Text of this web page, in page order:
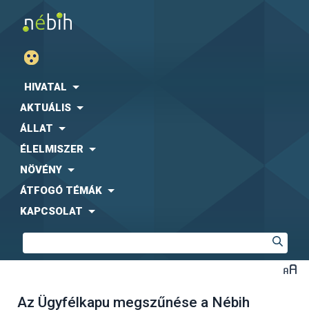
HIVATAL
AKTUÁLIS
ÁLLAT
ÉLELMISZER
NÖVÉNY
ÁTFOGÓ TÉMÁK
KAPCSOLAT
Az Ügyfélkapu megszűnése a Nébih